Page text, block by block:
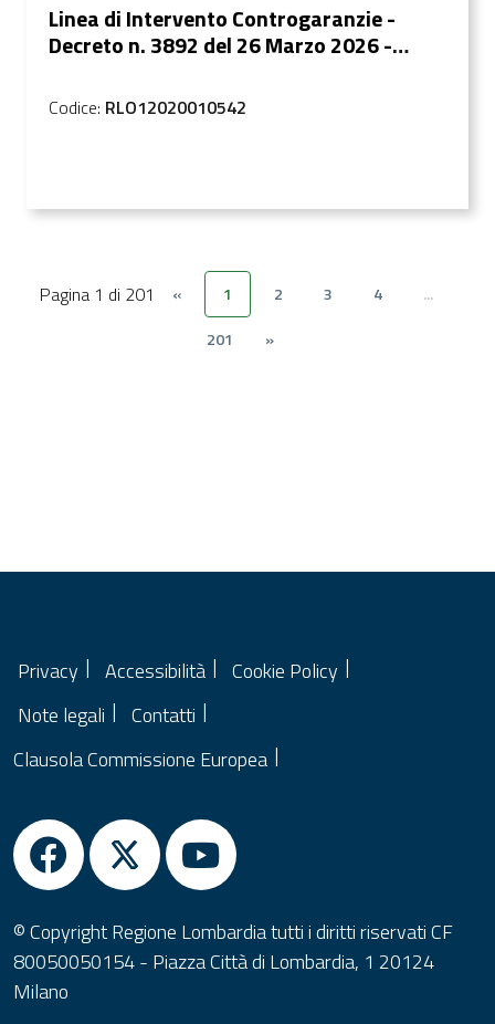
Linea di Intervento Controgaranzie -
Decreto n. 3892 del 26 Marzo 2026 -
escussion...
Codice: RLO12020010542
Pagina 1 di 201 « 1 2 3 4
...
201
»
Privacy Accessibilità
Cookie Policy
Note legali
Contatti
Clausola Commissione Europea
© Copyright Regione Lombardia tutti i diritti riservati CF
80050050154 - Piazza Città di Lombardia, 1 20124
Milano